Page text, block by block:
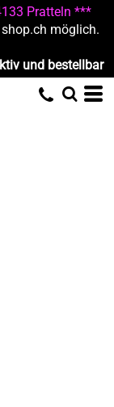
Pratteln ***
möglich.
und bestellbar